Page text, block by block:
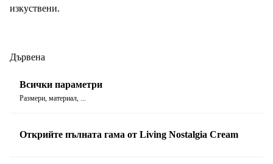
изкуствени.
Дървена
Всички параметри
Размери, материал, ...
Открийте пълната гама от Living Nostalgia Cream